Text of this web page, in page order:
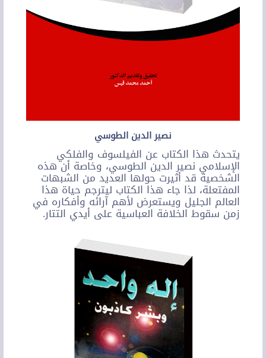
نصير الدين الطوسي
يتحدث هذا الكتاب عن الفيلسوف والفلكي
الإسلامي نصير الدين الطوسي، وخاصة أن هذه
الشخصية قد أثيرت حولها العديد من الشبهات
المفتعلة، لذا جاء هذا الكتاب ليترجم حياة هذا
العالم الجليل ويستعرض لأهم آرائه وأفكاره في
زمن سقوط الخلافة العباسية على أيدي التتار.